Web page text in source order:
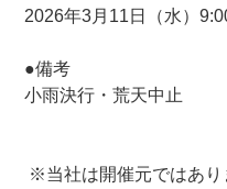
2026年3月11日（水）
●備考
小雨決行・荒天中止
※当社は開催元ではあり